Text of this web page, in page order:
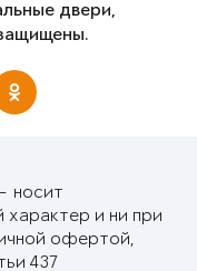
двери,
носит
и ни при
офертой,
437